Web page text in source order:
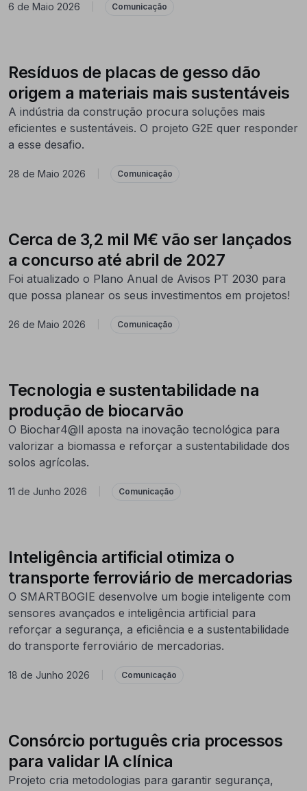
6 de Maio 2026 Comunicação
Resíduos de placas de gesso dão
origem a materiais mais sustentáveis
A indústria da construção procura soluções mais
eficientes e sustentáveis. O projeto G2E quer responder
a esse desafio.
28 de Maio 2026 Comunicação
Cerca de 3,2 mil M€ vão ser lançados
a concurso até abril de 2027
Foi atualizado o Plano Anual de Avisos PT 2030 para
que possa planear os seus investimentos em projetos!
26 de Maio 2026 Comunicação
Tecnologia e sustentabilidade na
produção de biocarvão
O Biochar4@ll aposta na inovação tecnológica para
valorizar a biomassa e reforçar a sustentabilidade dos
solos agrícolas.
11 de Junho 2026 Comunicação
Inteligência artificial otimiza o
transporte ferroviário de mercadorias
O SMARTBOGIE desenvolve um bogie inteligente com
sensores avançados e inteligência artificial para
reforçar a segurança, a eficiência e a sustentabilidade
do transporte ferroviário de mercadorias.
18 de Junho 2026 Comunicação
Consórcio português cria processos
para validar IA clínica
Projeto cria metodologias para garantir segurança,